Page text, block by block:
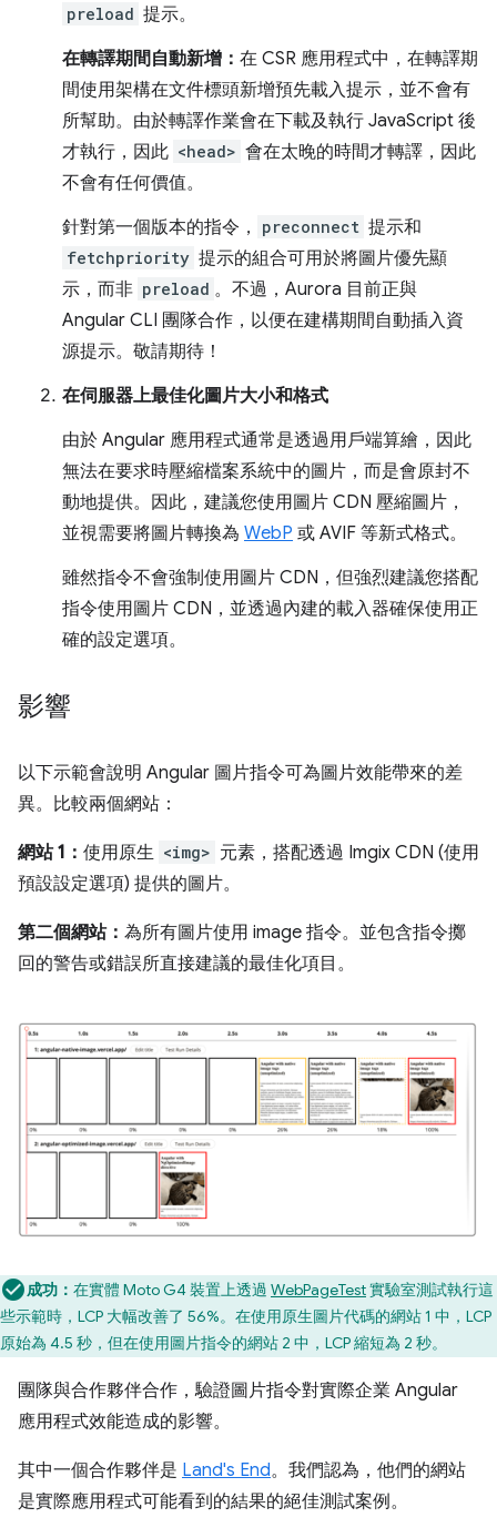
preload 提示。
在轉譯期間自動新增： 在 CSR 應用程式中，在轉譯期
間使用架構在文件標頭新增預先載入提示，並不會有
所幫助。由於轉譯作業會在下載及執行 JavaScript 後
才執行，因此 <head> 會在太晚的時間才轉譯，因此
不會有任何價值。
針對第一個版本的指令，
preconnect 提示和
fetchpriority 提示的組合可用於將圖片優先顯
示，而非 preload 。不過，Aurora 目前正與
Angular CLI 團隊合作，以便在建構期間自動插入資
源提示。敬請期待！
在伺服器上最佳化圖片大小和格式
由於 Angular 應用程式通常是透過用戶端算繪，因此
無法在要求時壓縮檔案系統中的圖片，而是會原封不
動地提供。因此，建議您使用圖片 CDN 壓縮圖片，
並視需要將圖片轉換為 WebP 或 AVIF 等新式格式。
雖然指令不會強制使用圖片 CDN，但強烈建議您搭配
指令使用圖片 CDN，並透過內建的載入器確保使用正
確的設定選項。
影響
以下示範會說明 Angular 圖片指令可為圖片效能帶來的差
異。比較兩個網站：
網站 1： 使用原生 <img> 元素，搭配透過 Imgix CDN (使用
預設設定選項) 提供的圖片。
第二個網站： 為所有圖片使用 image 指令。並包含指令擲
回的警告或錯誤所直接建議的最佳化項目。
成功： 在實體 Moto G4 裝置上透過 WebPageTest實驗室測試執行這
些示範時，LCP 大幅改善了 56%。在使用原生圖片代碼的網站 1 中，LCP
原始為 4.5 秒，但在使用圖片指令的網站 2 中，LCP 縮短為 2 秒。
團隊與合作夥伴合作，驗證圖片指令對實際企業 Angular
應用程式效能造成的影響。
其中一個合作夥伴是 Land's End。我們認為，他們的網站
是實際應用程式可能看到的結果的絕佳測試案例。